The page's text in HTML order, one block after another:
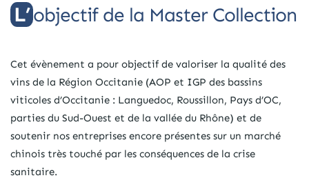
L’objectif de la Master Collection
Cet évènement a pour objectif de valoriser la qualité des
vins de la Région Occitanie (AOP et IGP des bassins
viticoles d’Occitanie : Languedoc, Roussillon, Pays d’OC,
parties du Sud-Ouest et de la vallée du Rhône) et de
soutenir nos entreprises encore présentes sur un marché
chinois très touché par les conséquences de la crise
sanitaire.